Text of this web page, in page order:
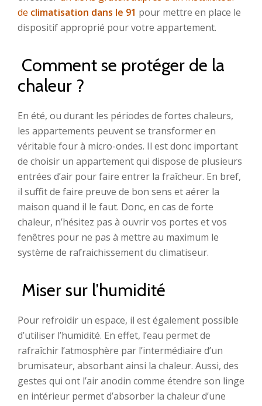
de climatisation dans le 91 pour mettre en place le
dispositif approprié pour votre appartement.
Comment se protéger de la
chaleur ?
En été, ou durant les périodes de fortes chaleurs,
les appartements peuvent se transformer en
véritable four à micro-ondes. Il est donc important
de choisir un appartement qui dispose de plusieurs
entrées d’air pour faire entrer la fraîcheur. En bref,
il suffit de faire preuve de bon sens et aérer la
maison quand il le faut. Donc, en cas de forte
chaleur, n’hésitez pas à ouvrir vos portes et vos
fenêtres pour ne pas à mettre au maximum le
système de rafraichissement du climatiseur.
Miser sur l’humidité
Pour refroidir un espace, il est également possible
d’utiliser l’humidité. En effet, l’eau permet de
rafraîchir l’atmosphère par l’intermédiaire d’un
brumisateur, absorbant ainsi la chaleur. Aussi, des
gestes qui ont l’air anodin comme étendre son linge
en intérieur permet d’absorber la chaleur d’une